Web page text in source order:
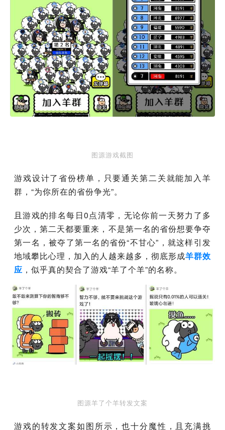
图源游戏截图
游戏设计了省份榜单，只要通关第二关就能加入羊
群，“为你所在的省份争光”。
且游戏的排名每日0点清零，无论你前一天努力了多
少次，第二天都要重来，不是第一名的省份想要争夺
第一名，被夺了第一名的省份“不甘心”，就这样引发
地域攀比心理，加入的人越来越多，彻底形成羊群效
应 ，似乎真的契合了游戏“羊了个羊”的名称。
图源羊了个羊转发文案
游戏的转发文案如图所示，也十分魔性，且充满挑